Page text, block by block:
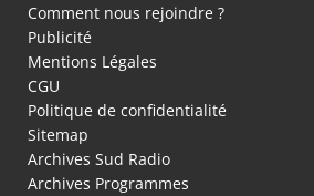
Comment nous rejoindre ?
Publicité
Mentions Légales
CGU
Politique de confidentialité
Sitemap
Archives Sud Radio
Archives Programmes